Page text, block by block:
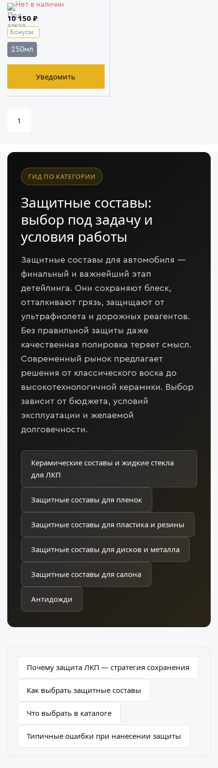
Нет в наличии
10 150 ₽
Бонусы:
250мл
Уведомить
1
ГИД ПО КАТЕГОРИИ
Защитные составы:
выбор под задачу и
условия работы
Защитные составы для автомобиля —
финальный и важнейший этап
детейлинга. Они сохраняют блеск,
отталкивают грязь, защищают от
ультрафиолета и дорожных реагентов.
Без правильной защиты даже
качественная полировка теряет смысл.
Современный рынок предлагает
решения от классического воска до
высокотехнологичной керамики. Выбор
зависит от бюджета, условий
эксплуатации и желаемой
долговечности.
Керамические составы и жидкие стекла
для ЛКП
Защитные составы для пленок
Защитные составы для пластика и резины
Защитные составы для дисков и металла
Защитные составы для салона
Антидожди
Почему защита ЛКП — стратегия сохранения
Как выбрать защитные составы
Что выбрать в каталоге
Типичные ошибки при нанесении защиты